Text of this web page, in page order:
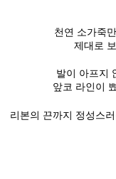
천연 소가죽
제대로
발이 아프지
앞코 라인이
리본의 끈까지 정성스